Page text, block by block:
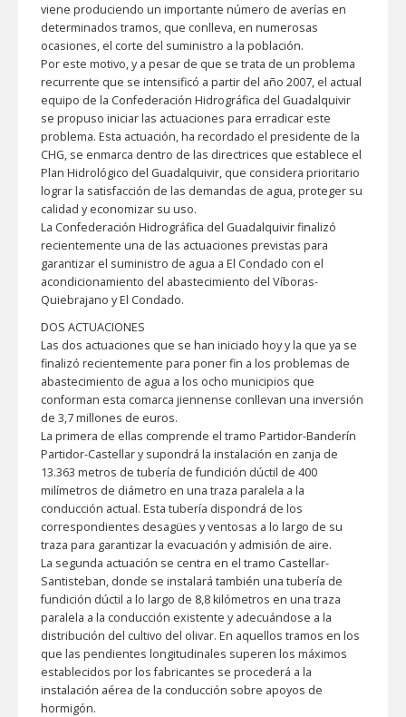
viene produciendo un importante número de averías en
determinados tramos, que conlleva, en numerosas
ocasiones, el corte del suministro a la población.
Por este motivo, y a pesar de que se trata de un problema
recurrente que se intensificó a partir del año 2007, el actual
equipo de la Confederación Hidrográfica del Guadalquivir
se propuso iniciar las actuaciones para erradicar este
problema. Esta actuación, ha recordado el presidente de la
CHG, se enmarca dentro de las directrices que establece el
Plan Hidrológico del Guadalquivir, que considera prioritario
lograr la satisfacción de las demandas de agua, proteger su
calidad y economizar su uso.
La Confederación Hidrográfica del Guadalquivir finalizó
recientemente una de las actuaciones previstas para
garantizar el suministro de agua a El Condado con el
acondicionamiento del abastecimiento del Víboras-
Quiebrajano y El Condado.
DOS ACTUACIONES
Las dos actuaciones que se han iniciado hoy y la que ya se
finalizó recientemente para poner fin a los problemas de
abastecimiento de agua a los ocho municipios que
conforman esta comarca jiennense conllevan una inversión
de 3,7 millones de euros.
La primera de ellas comprende el tramo Partidor-Banderín
Partidor-Castellar y supondrá la instalación en zanja de
13.363 metros de tubería de fundición dúctil de 400
milímetros de diámetro en una traza paralela a la
conducción actual. Esta tubería dispondrá de los
correspondientes desagües y ventosas a lo largo de su
traza para garantizar la evacuación y admisión de aire.
La segunda actuación se centra en el tramo Castellar-
Santisteban, donde se instalará también una tubería de
fundición dúctil a lo largo de 8,8 kilómetros en una traza
paralela a la conducción existente y adecuándose a la
distribución del cultivo del olivar. En aquellos tramos en los
que las pendientes longitudinales superen los máximos
establecidos por los fabricantes se procederá a la
instalación aérea de la conducción sobre apoyos de
hormigón.